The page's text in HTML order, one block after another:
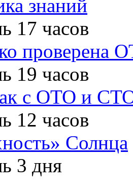
знаний
17 часов
проверена
19 часов
с ОТО и
12 часов
Солнца
3 дня